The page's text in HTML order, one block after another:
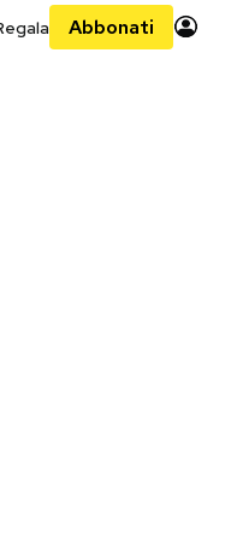
Abbonati